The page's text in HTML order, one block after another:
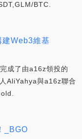
BTC.
Web3維基
成了由a16z領投的
AliYahya與a16z聯合
_BGO